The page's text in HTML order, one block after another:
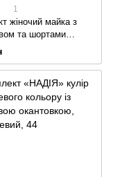
1
жіночий майка з
та шортами
кольору